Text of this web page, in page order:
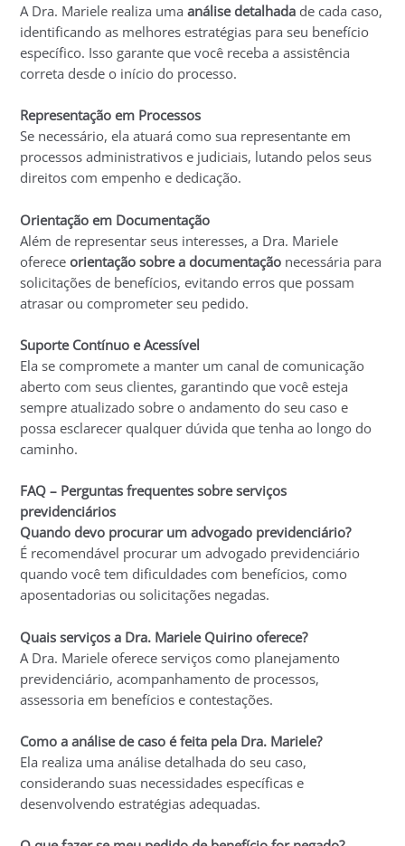
A Dra. Mariele realiza umaanálise detalhada de cada caso,
identificando as melhores estratégias para seu benefício
específico. Isso garante que você receba a assistência
correta desde o início do processo.
Representação em Processos
Se necessário, ela atuará como sua representante em
processos administrativos e judiciais, lutando pelos seus
direitos com empenho e dedicação.
Orientação em Documentação
Além de representar seus interesses, a Dra. Mariele
ofereceorientação sobre a documentação necessária para
solicitações de benefícios, evitando erros que possam
atrasar ou comprometer seu pedido.
Suporte Contínuo e Acessível
Ela se compromete a manter um canal de comunicação
aberto com seus clientes, garantindo que você esteja
sempre atualizado sobre o andamento do seu caso e
possa esclarecer qualquer dúvida que tenha ao longo do
caminho.
FAQ – Perguntas frequentes sobre serviços
previdenciários
Quando devo procurar um advogado previdenciário?
É recomendável procurar um advogado previdenciário
quando você tem dificuldades com benefícios, como
aposentadorias ou solicitações negadas.
Quais serviços a Dra. Mariele Quirino oferece?
A Dra. Mariele oferece serviços como planejamento
previdenciário, acompanhamento de processos,
assessoria em benefícios e contestações.
Como a análise de caso é feita pela Dra. Mariele?
Ela realiza uma análise detalhada do seu caso,
considerando suas necessidades específicas e
desenvolvendo estratégias adequadas.